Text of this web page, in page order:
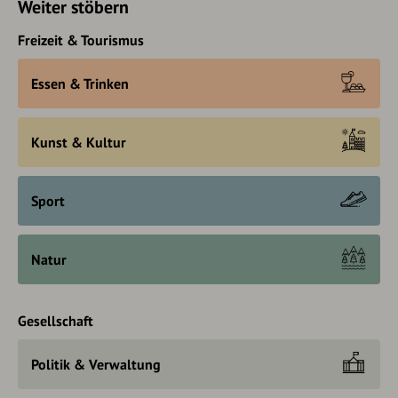
Weiter stöbern
Freizeit & Tourismus
Essen & Trinken
Kunst & Kultur
Sport
Natur
Gesellschaft
Politik & Verwaltung